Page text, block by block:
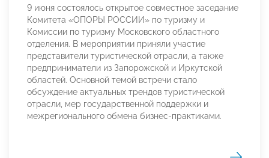
9 июня состоялось открытое совместное заседание
Комитета «ОПОРЫ РОССИИ» по туризму и
Комиссии по туризму Московского областного
отделения. В мероприятии приняли участие
представители туристической отрасли, а также
предприниматели из Запорожской и Иркутской
областей. Основной темой встречи стало
обсуждение актуальных трендов туристической
отрасли, мер государственной поддержки и
межрегионального обмена бизнес-практиками.